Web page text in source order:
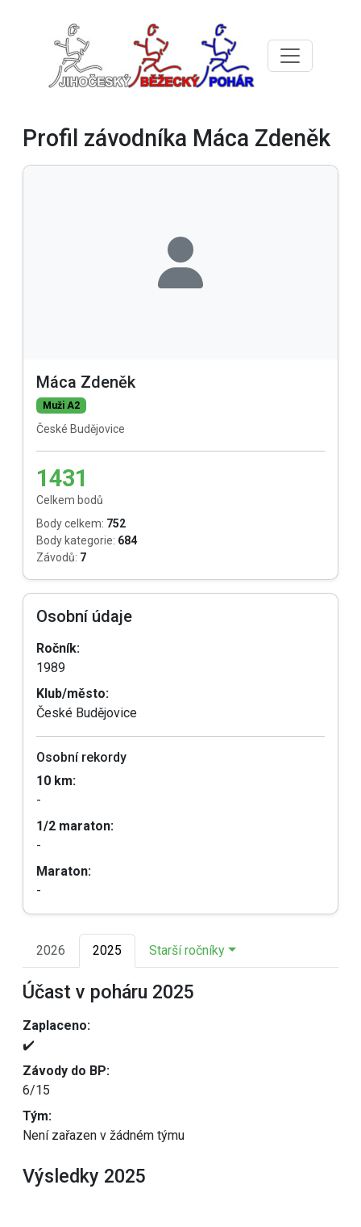
Profil závodníka Máca Zdeněk
Máca Zdeněk
Muži A2
České Budějovice
1431
Celkem bodů
Body celkem: 752
Body kategorie: 684
Závodů: 7
Osobní údaje
Ročník:
1989
Klub/město:
České Budějovice
Osobní rekordy
10 km:
-
1/2 maraton:
-
Maraton:
-
2026 2025 Starší ročníky
Účast v poháru 2025
Zaplaceno:
✔️
Závody do BP:
6/15
Tým:
Není zařazen v žádném týmu
Výsledky 2025